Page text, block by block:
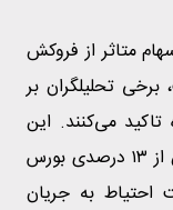
متاثر از فروکش
تحلیلگران بر
می‌کنند. این
گروه از تحلیلگران با اشاره به بازدهی بیش از ۱۳ درصدی بورس
احتیاط به جریان